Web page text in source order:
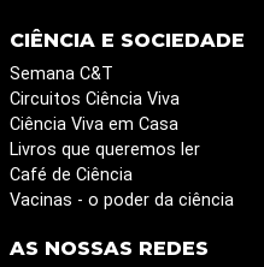
CIÊNCIA E SOCIEDADE
Semana C&T
Circuitos Ciência Viva
Ciência Viva em Casa
Livros que queremos ler
Café de Ciência
Vacinas - o poder da ciência
AS NOSSAS REDES